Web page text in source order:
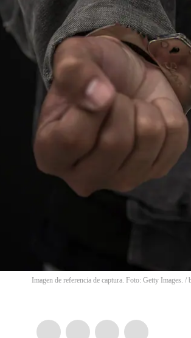
Imagen de referencia de captura. Foto: Getty Images. /